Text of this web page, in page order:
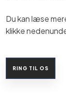
Du kan læse
klikke
RING TIL OS​